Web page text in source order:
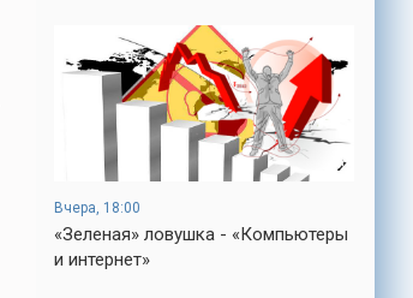
Вчера, 18:00
«Зеленая» ловушка - «Компьютеры
и интернет»